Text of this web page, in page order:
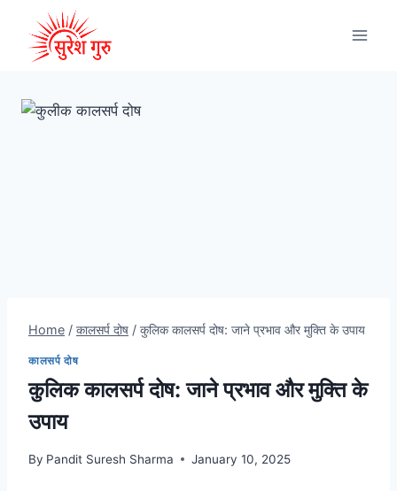
Home / कालसर्प दोष / कुलिक कालसर्प दोष: जाने प्रभाव और मुक्ति के उपाय
कालसर्प दोष
कुलिक कालसर्प दोष: जाने प्रभाव और मुक्ति के
उपाय
By Pandit Suresh Sharma January 10, 2025